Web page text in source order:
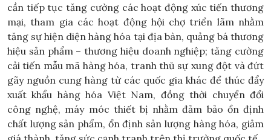
cần tiếp tục tăng cường các hoạt động xúc tiến thương
mại, tham gia các hoạt động hội chợ triển lãm nhằm
tăng sự hiện diện hàng hóa tại địa bàn, quảng bá thương
hiệu sản phẩm – thương hiệu doanh nghiệp; tăng cường
cải tiến mẫu mã hàng hóa, tranh thủ sự xung đột và đứt
gãy nguồn cung hàng từ các quốc gia khác để thúc đẩy
xuất khẩu hàng hóa Việt Nam, đồng thời chuyển đổi
công nghệ, máy móc thiết bị nhằm đảm bảo ổn định
chất lượng sản phẩm, ổn định sản lượng hàng hóa, giảm